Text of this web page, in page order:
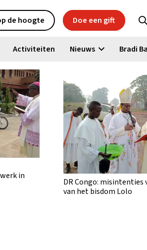
de hoogte Doe een gift
Activiteiten Nieuws Bradi
in
DR Congo: misintenties
van het bisdom Lolo